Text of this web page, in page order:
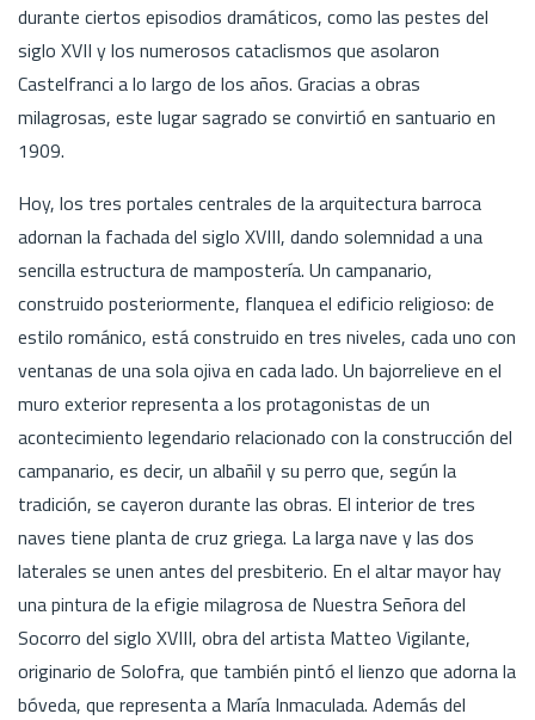
durante ciertos episodios dramáticos, como las pestes del
siglo XVII y los numerosos cataclismos que asolaron
Castelfranci a lo largo de los años. Gracias a obras
milagrosas, este lugar sagrado se convirtió en santuario en
1909.
Hoy, los tres portales centrales de la arquitectura barroca
adornan la fachada del siglo XVIII, dando solemnidad a una
sencilla estructura de mampostería. Un campanario,
construido posteriormente, flanquea el edificio religioso: de
estilo románico, está construido en tres niveles, cada uno con
ventanas de una sola ojiva en cada lado. Un bajorrelieve en el
muro exterior representa a los protagonistas de un
acontecimiento legendario relacionado con la construcción del
campanario, es decir, un albañil y su perro que, según la
tradición, se cayeron durante las obras. El interior de tres
naves tiene planta de cruz griega. La larga nave y las dos
laterales se unen antes del presbiterio. En el altar mayor hay
una pintura de la efigie milagrosa de Nuestra Señora del
Socorro del siglo XVIII, obra del artista Matteo Vigilante,
originario de Solofra, que también pintó el lienzo que adorna la
bóveda, que representa a María Inmaculada. Además del